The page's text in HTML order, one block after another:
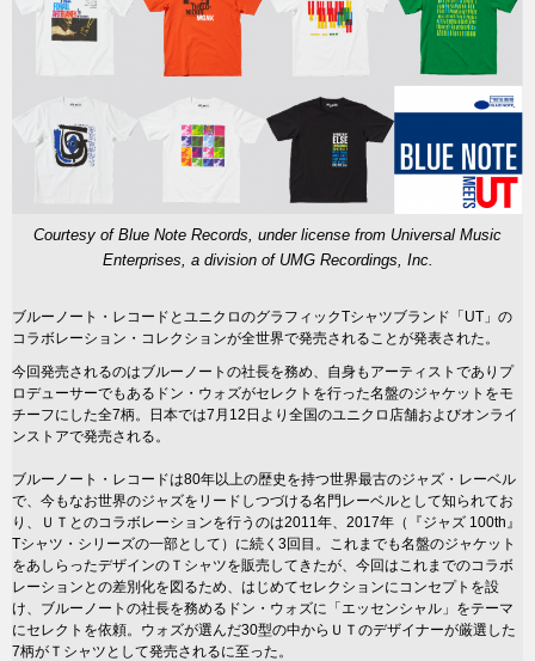
Courtesy of Blue Note Records, under license from Universal Music
Enterprises, a division of UMG Recordings, Inc.
ブルーノート・レコードとユニクロのグラフィックTシャツブランド「UT」の
コラボレーション・コレクションが全世界で発売されることが発表された。
今回発売されるのはブルーノートの社長を務め、自身もアーティストでありプ
ロデューサーでもあるドン・ウォズがセレクトを行った名盤のジャケットをモ
チーフにした全7柄。日本では7月12日より全国のユニクロ店舗およびオンライ
ンストアで発売される。
ブルーノート・レコードは80年以上の歴史を持つ世界最古のジャズ・レーベル
で、今もなお世界のジャズをリードしつづける名門レーベルとして知られてお
り、ＵＴとのコラボレーションを行うのは2011年、2017年（『ジャズ 100th』
Tシャツ・シリーズの一部として）に続く3回目。これまでも名盤のジャケット
をあしらったデザインのＴシャツを販売してきたが、今回はこれまでのコラボ
レーションとの差別化を図るため、はじめてセレクションにコンセプトを設
け、ブルーノートの社長を務めるドン・ウォズに「エッセンシャル」をテーマ
にセレクトを依頼。ウォズが選んだ30型の中からＵＴのデザイナーが厳選した
7柄がＴシャツとして発売されるに至った。